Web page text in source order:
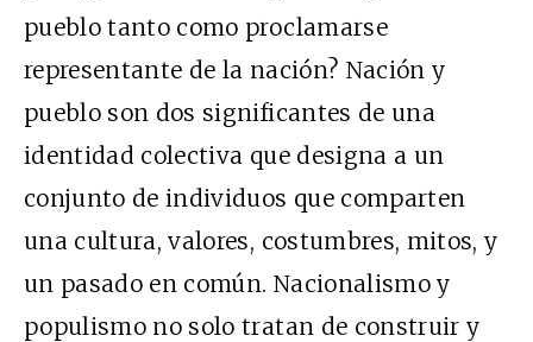
pueblo tanto como proclamarse
representante de la nación? Nación y
pueblo son dos significantes de una
identidad colectiva que designa a un
conjunto de individuos que comparten
una cultura, valores, costumbres, mitos, y
un pasado en común. Nacionalismo y
populismo no solo tratan de construir y